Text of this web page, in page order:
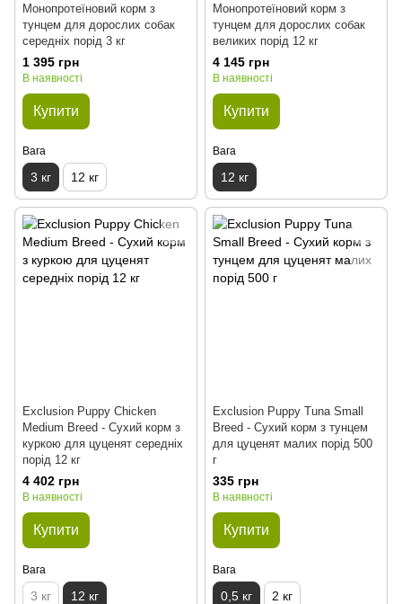
Монопротеїновий корм з
тунцем для дорослих собак
середніх порід 3 кг
1 395 грн
В наявності
Купити
Вага
3 кг 12 кг
Монопротеїновий корм з
тунцем для дорослих собак
великих порід 12 кг
4 145 грн
В наявності
Купити
Вага
12 кг
Exclusion Puppy Chicken
Medium Breed - Сухий корм з
куркою для цуценят середніх
порід 12 кг
4 402 грн
В наявності
Купити
Вага
3 кг 12 кг
Exclusion Puppy Tuna Small
Breed - Сухий корм з тунцем
для цуценят малих порід 500
г
335 грн
В наявності
Купити
Вага
0,5 кг 2 кг